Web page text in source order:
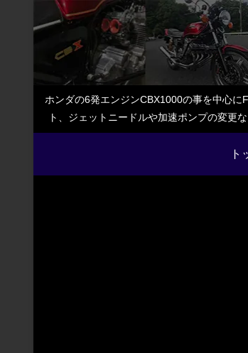
ホンダの6発エンジンCBX1000の事を中心
ト、ジェットニードルや加速ポンプの変更
ト